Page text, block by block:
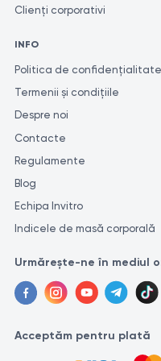
Numai un specialist calificat
exactă și consecventă a
efectuarea acestora în
datorează faptului că
Clienți corporativi
INFO
Politica de confidențialitate
Termenii și condițiile
Despre noi
Contacte
Regulamente
Blog
Echipa Invitro
Indicele de masă corporală
Urmărește-ne în mediul
Acceptăm pentru plată